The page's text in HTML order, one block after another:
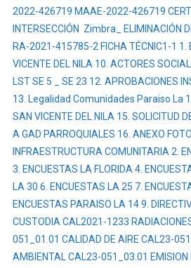
SANTO
DOMINGO»
2022-426719 MAAE-2022-426719
INTERSECCIÓN Zimbra_ ELIMINACIÓN
RA-2021-415785-2 FICHA TÉCNIC1-1 1.
VICENTE DEL NILA 10. ACTORES
LST SE 5 _ SE 23 12. APROBACIONES
13. Legalidad Comunidades Paraiso La
SAN VICENTE DEL NILA 15. SOLICITUD
A GAD PARROQUIALES 16. ANEXO
INFRAESTRUCTURA COMUNITARIA 2.
3. ENCUESTAS LA FLORIDA 4.
LA 30 6. ENCUESTAS LA 25 7.
ENCUESTAS PARAISO LA 149.
CUSTODIA CAL2021-1233
051_01.01 CALIDAD DE AIRE CAL23-
AMBIENTAL CAL23-051_03.01 EMISION